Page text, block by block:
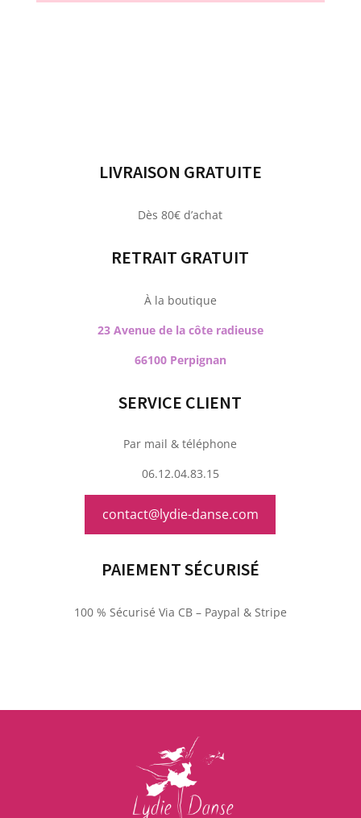
LIVRAISON GRATUITE
Dès 80€ d’achat
RETRAIT GRATUIT
À la boutique
23 Avenue de la côte radieuse
66100 Perpignan
SERVICE CLIENT
Par mail & téléphone
06.12.04.83.15
contact@lydie-danse.com
PAIEMENT SÉCURISÉ
100 % Sécurisé Via CB – Paypal & Stripe